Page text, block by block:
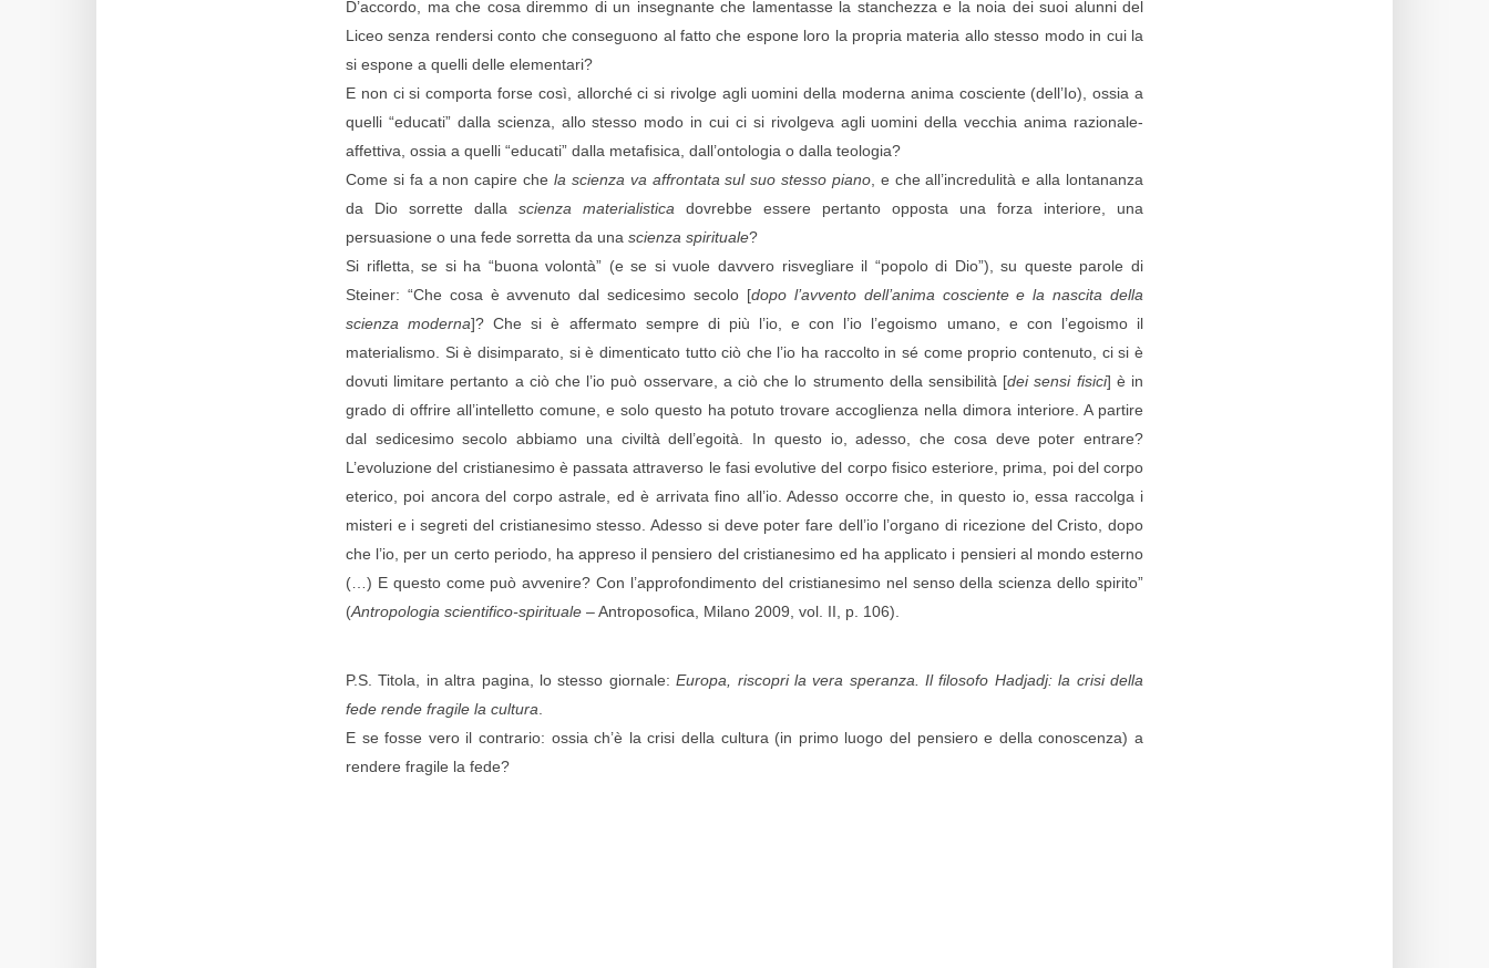
D’accordo, ma che cosa diremmo di un insegnante che lamentasse la stanchezza e la noia dei suoi alunni del
Liceo senza rendersi conto che conseguono al fatto che espone loro la propria materia allo stesso modo in cui la
si espone a quelli delle elementari?
E non ci si comporta forse così, allorché ci si rivolge agli uomini della moderna anima cosciente (dell’Io), ossia a
quelli “educati” dalla scienza, allo stesso modo in cui ci si rivolgeva agli uomini della vecchia anima razionale-
affettiva, ossia a quelli “educati” dalla metafisica, dall’ontologia o dalla teologia?
Come si fa a non capire che la scienza va affrontata sul suo stesso piano, e che all’incredulità e alla lontananza
da Dio sorrette dalla scienza materialistica dovrebbe essere pertanto opposta una forza interiore, una
persuasione o una fede sorretta da una scienza spirituale?
Si rifletta, se si ha “buona volontà” (e se si vuole davvero risvegliare il “popolo di Dio”), su queste parole di
Steiner: “Che cosa è avvenuto dal sedicesimo secolo [dopo l’avvento dell’anima cosciente e la nascita della
scienza moderna]? Che si è affermato sempre di più l’io, e con l’io l’egoismo umano, e con l’egoismo il
materialismo. Si è disimparato, si è dimenticato tutto ciò che l’io ha raccolto in sé come proprio contenuto, ci si è
dovuti limitare pertanto a ciò che l’io può osservare, a ciò che lo strumento della sensibilità [dei sensi fisici] è in
grado di offrire all’intelletto comune, e solo questo ha potuto trovare accoglienza nella dimora interiore. A partire
dal sedicesimo secolo abbiamo una civiltà dell’egoità. In questo io, adesso, che cosa deve poter entrare?
L’evoluzione del cristianesimo è passata attraverso le fasi evolutive del corpo fisico esteriore, prima, poi del corpo
eterico, poi ancora del corpo astrale, ed è arrivata fino all’io. Adesso occorre che, in questo io, essa raccolga i
misteri e i segreti del cristianesimo stesso. Adesso si deve poter fare dell’io l’organo di ricezione del Cristo, dopo
che l’io, per un certo periodo, ha appreso il pensiero del cristianesimo ed ha applicato i pensieri al mondo esterno
(…) E questo come può avvenire? Con l’approfondimento del cristianesimo nel senso della scienza dello spirito”
(Antropologia scientifico-spirituale – Antroposofica, Milano 2009, vol. II, p. 106).
P.S. Titola, in altra pagina, lo stesso giornale:Europa, riscopri la vera speranza. Il filosofo Hadjadj: la crisi della
fede rende fragile la cultura
E se fosse vero il contrario: ossia ch’è la crisi della cultura (in primo luogo del pensiero e della conoscenza) a
rendere fragile la fede?